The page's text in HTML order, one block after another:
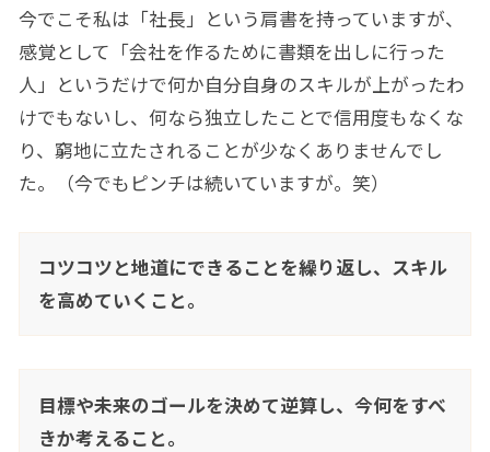
今でこそ私は「社長」という肩書を持っていますが、
感覚として「会社を作るために書類を出しに行った
人」というだけで何か自分自身のスキルが上がったわ
けでもないし、何なら独立したことで信用度もなくな
り、窮地に立たされることが少なくありませんでし
た。（今でもピンチは続いていますが。笑）
コツコツと地道にできることを繰り返し、スキル
を高めていくこと。
目標や未来のゴールを決めて逆算し、今何をすべ
きか考えること。